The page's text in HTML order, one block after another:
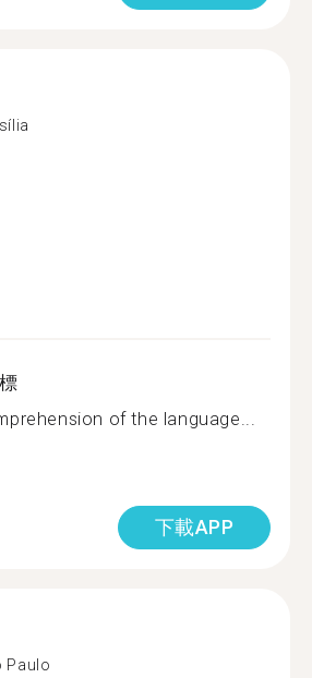
of the language...
下載APP
Paulo